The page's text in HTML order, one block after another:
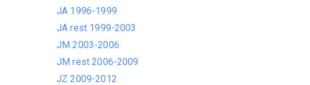
JA 1996-1999
JA rest 1999-2003
JM 2003-2006
JM rest 2006-2009
JZ 2009-2012